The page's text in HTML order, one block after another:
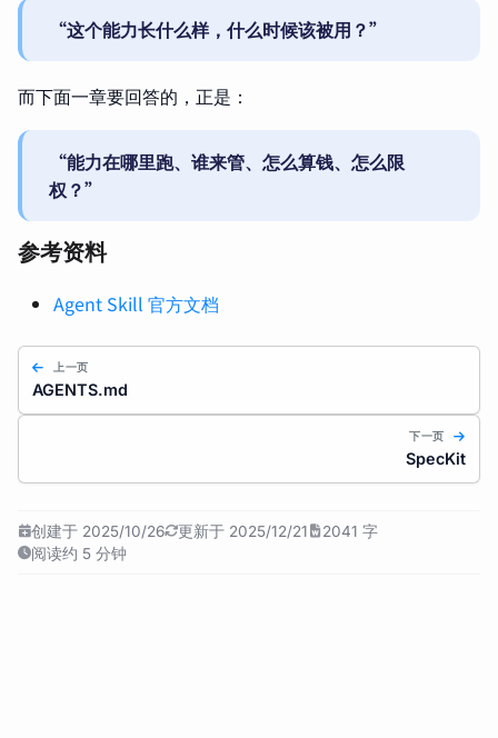
“这个能力长什么样，什么时候该被用？”
而下面一章要回答的，正是：
“能力在哪里跑、谁来管、怎么算钱、怎么限
权？”
参考资料
Agent Skill 官方文档
上一页
AGENTS.md
下一页
SpecKit
创建于 2025/10/26 更新于 2025/12/21
2041 字
阅读约 5 分钟